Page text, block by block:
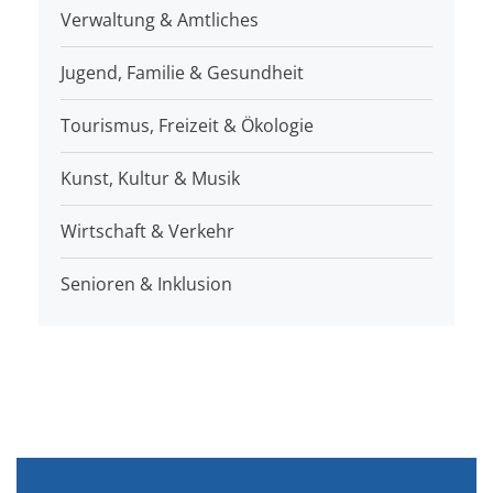
Verwaltung & Amtliches
Jugend, Familie & Gesundheit
Tourismus, Freizeit & Ökologie
Kunst, Kultur & Musik
Wirtschaft & Verkehr
Senioren & Inklusion